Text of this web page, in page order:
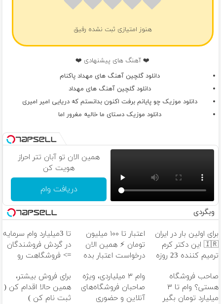
هنوز امتیازی ثبت نشده رفیق
❤️ آهنگ های پیشنهادی ❤️
دانلود گلچین آهنگ های مهداد پاکنام
دانلود گلچین آهنگ های مهداد
دانلود موزیک چو پایانم برفت اکنون بدانستم که دریایی امیر امیری
دانلود موزیک دستای ما خالیه مغرور اما
همین الان تو آبان تتر احراز
هویت کن
دریافت وام
وبگردی
برای اولین بار در ایران
🇮🇷 این دکتر کرم
ترمیم کننده 23 روزه
اعتبار تا ۱۰۰ میلیون
تومان ⚡ همین الان
درخواست اعتبار بده
تا 3میلیارد وام سرمایه
در گردش فروشندگان
=> فروشگاهت رو
صاحب فروشگاه
هستی؟ وام تا ۳
میلیارد تومان بگیر
وام ۳ میلیاردی، ویژه
صاحبان فروشگاه‌های
آنلاین و حضوری
برای فروش بیشتر،
همین حالا اقدام کن (
ثبت نام کن )